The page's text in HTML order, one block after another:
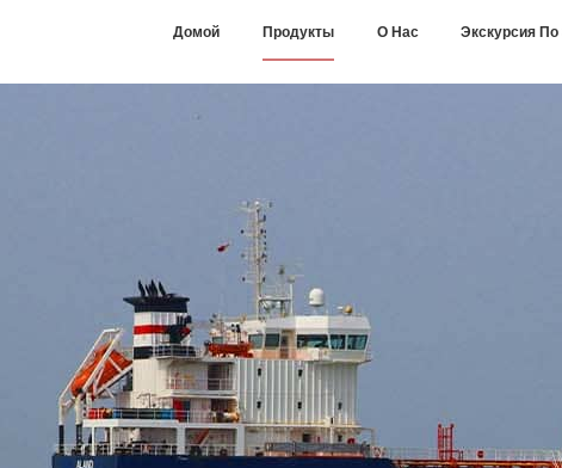
Домой Продукты О Нас Экскурсия